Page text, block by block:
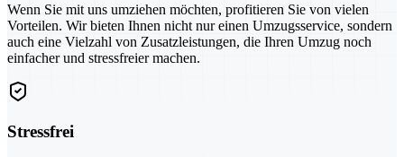
Wenn Sie mit uns umziehen möchten, profitieren Sie von vielen
Vorteilen. Wir bieten Ihnen nicht nur einen Umzugsservice, sondern
auch eine Vielzahl von Zusatzleistungen, die Ihren Umzug noch
einfacher und stressfreier machen.
Stressfrei